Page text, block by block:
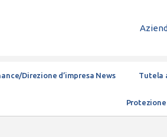
Direzione d’impresa News Tutela